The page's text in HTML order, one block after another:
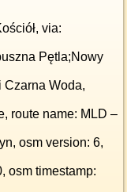
via:
Pętla;Nowy
Czarna Woda,
route name: MLD –
osm version: 6,
osm timestamp: